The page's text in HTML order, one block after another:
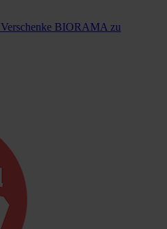
Verschenke BIORAMA zu